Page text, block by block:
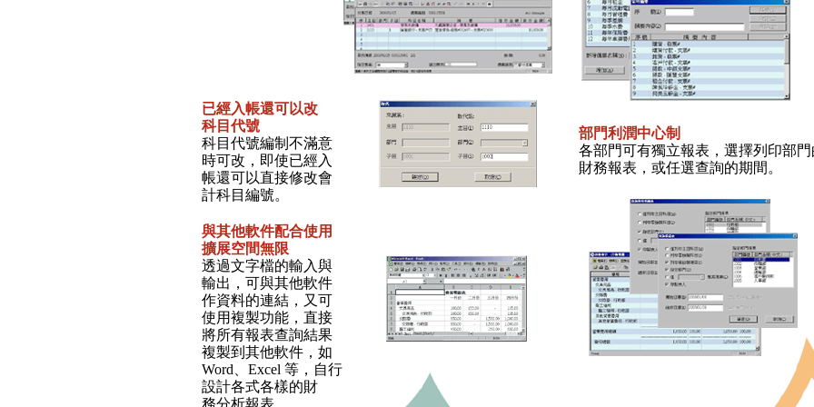
已經入帳還可以改
科目代號
科目代號編制不滿意
時可改，即使已經入
帳還可以直接修改會
計科目編號。
與其他軟件配合使用
擴展空間無限
透過文字檔的輸入與
輸出，可與其他軟件
作資料的連結，又可
使用複製功能，直接
將所有報表查詢結果
複製到其他軟件，如
Word
Excel 等，自行
設計各式各樣的財
務分析報表。
部門利潤中心制
各部門可有獨立報表，選擇列印部門
財務報表，或任選查詢的期間。